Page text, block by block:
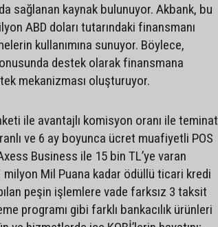
sağlanan kaynak bulunuyor. Akbank, bu
ABD doları tutarındaki finansmanı
kullanımına sunuyor. Böylece,
destek olarak finansmana
mekanizması oluşturuyor.
ile avantajlı komisyon oranı ile teminat
ve 6 ay boyunca ücret muafiyetli POS
Business ile 15 bin TL’ye varan
Mil Puana kadar ödüllü ticari kredi
peşin işlemlere vade farksız 3 taksit
programı gibi farklı bankacılık ürünleri